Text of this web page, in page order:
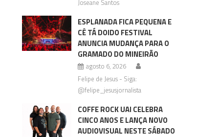
Joseane Santos
ESPLANADA FICA PEQUENA E
CÊ TÁ DOIDO FESTIVAL
ANUNCIA MUDANÇA PARA O
GRAMADO DO MINEIRÃO
agosto 6, 2026
Felipe de Jesus - Siga:
@felipe_jesusjornalista
COFFE ROCK UAI CELEBRA
CINCO ANOS E LANÇA NOVO
AUDIOVISUAL NESTE SÁBADO